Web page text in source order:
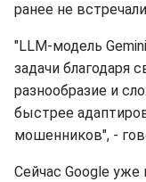
ранее не
"LLM-модель
задачи благодаря
разнообразие и
быстрее
мошенников", -
Сейчас Google уже